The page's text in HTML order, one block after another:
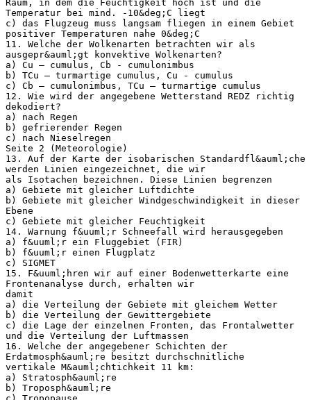
Raum, in dem die Feuchtigkeit hoch ist und die
Temperatur bei mind. -10&deg;C liegt
c) das Flugzeug muss langsam fliegen in einem Gebiet
positiver Temperaturen nahe 0&deg;C
11. Welche der Wolkenarten betrachten wir als
ausgepr&auml;gt konvektive Wolkenarten?
a) Cu – cumulus, Cb - cumulonimbus
b) TCu – turmartige cumulus, Cu - cumulus
c) Cb – cumulonimbus, TCu – turmartige cumulus
12. Wie wird der angegebene Wetterstand REDZ richtig
dekodiert?
a) nach Regen
b) gefrierender Regen
c) nach Nieselregen
Seite 2 (Meteorologie)
13. Auf der Karte der isobarischen Standardfl&auml;che
werden Linien eingezeichnet, die wir
als Isotachen bezeichnen. Diese Linien begrenzen
a) Gebiete mit gleicher Luftdichte
b) Gebiete mit gleicher Windgeschwindigkeit in dieser
Ebene
c) Gebiete mit gleicher Feuchtigkeit
14. Warnung f&uuml;r Schneefall wird herausgegeben
a) f&uuml;r ein Fluggebiet (FIR)
b) f&uuml;r einen Flugplatz
c) SIGMET
15. F&uuml;hren wir auf einer Bodenwetterkarte eine
Frontenanalyse durch, erhalten wir
damit
a) die Verteilung der Gebiete mit gleichem Wetter
b) die Verteilung der Gewittergebiete
c) die Lage der einzelnen Fronten, das Frontalwetter
und die Verteilung der Luftmassen
16. Welche der angegebener Schichten der
Erdatmosph&auml;re besitzt durchschnitliche
vertikale M&auml;chtichkeit 11 km:
a) Stratosph&auml;re
b) Troposph&auml;re